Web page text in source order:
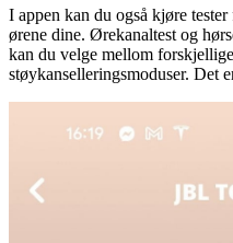
I appen kan du også kjøre
ørene dine. Ørekanaltest og
kan du velge mellom
støykanselleringsmoduser. Det